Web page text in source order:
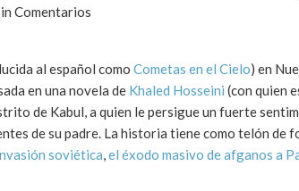
Comentarios
al español como Cometas en el Cielo) en
en una novela de Khaled Hosseini (con quien
de Kabul, a quien le persigue un fuerte
de su padre. La historia tiene como telón de
soviética,el éxodo masivo de afganos a